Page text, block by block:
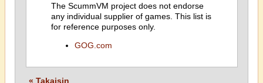
The ScummVM project does not endorse
any individual supplier of games. This list is
for reference purposes only.
GOG.com
« Takaisin